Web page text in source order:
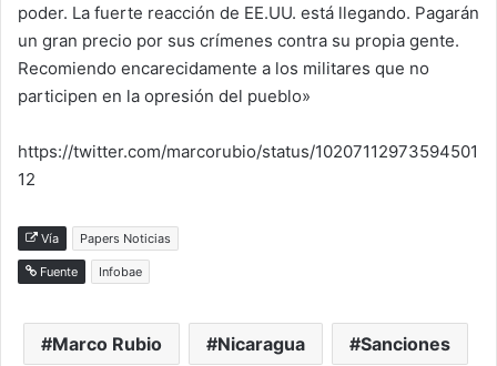
poder. La fuerte reacción de EE.UU. está llegando. Pagarán
un gran precio por sus crímenes contra su propia gente.
Recomiendo encarecidamente a los militares que no
participen en la opresión del pueblo»
https://twitter.com/marcorubio/status/10207112973594501
12
Vía Papers Noticias
Fuente Infobae
Marco Rubio Nicaragua Sanciones